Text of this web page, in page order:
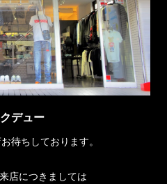
デュー
待ちしております。
店につきましては